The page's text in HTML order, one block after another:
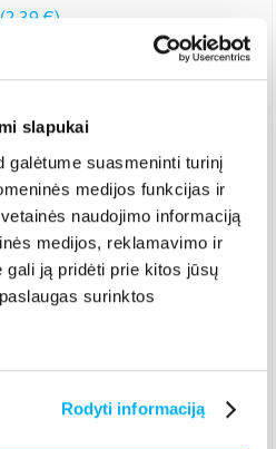
slapukai
galėtume suasmeninti turinį
medijos funkcijas ir
naudojimo informaciją
medijos, reklamavimo ir
ją pridėti prie kitos jūsų
surinktos
Rodyti informaciją
(2,39 €)
2,39 €
(2,19 €)
)